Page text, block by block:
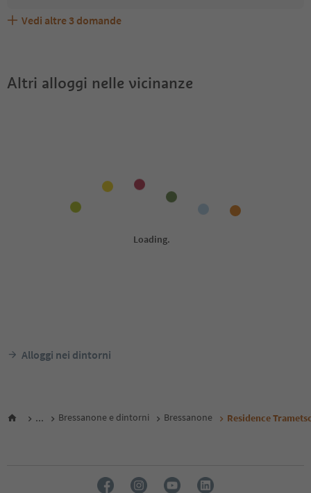
Residence Trametsch accetta animali domestici?
Quali servizi/attività sono disponibili presso Residence
Gli ospiti di Residence Trametsch ricevono l'Alto Adige
Vedi altre 3 domande
Altri alloggi nelle vicinanze
Alloggi nei dintorni
... Bressanone e dintorni Bressanone Residence